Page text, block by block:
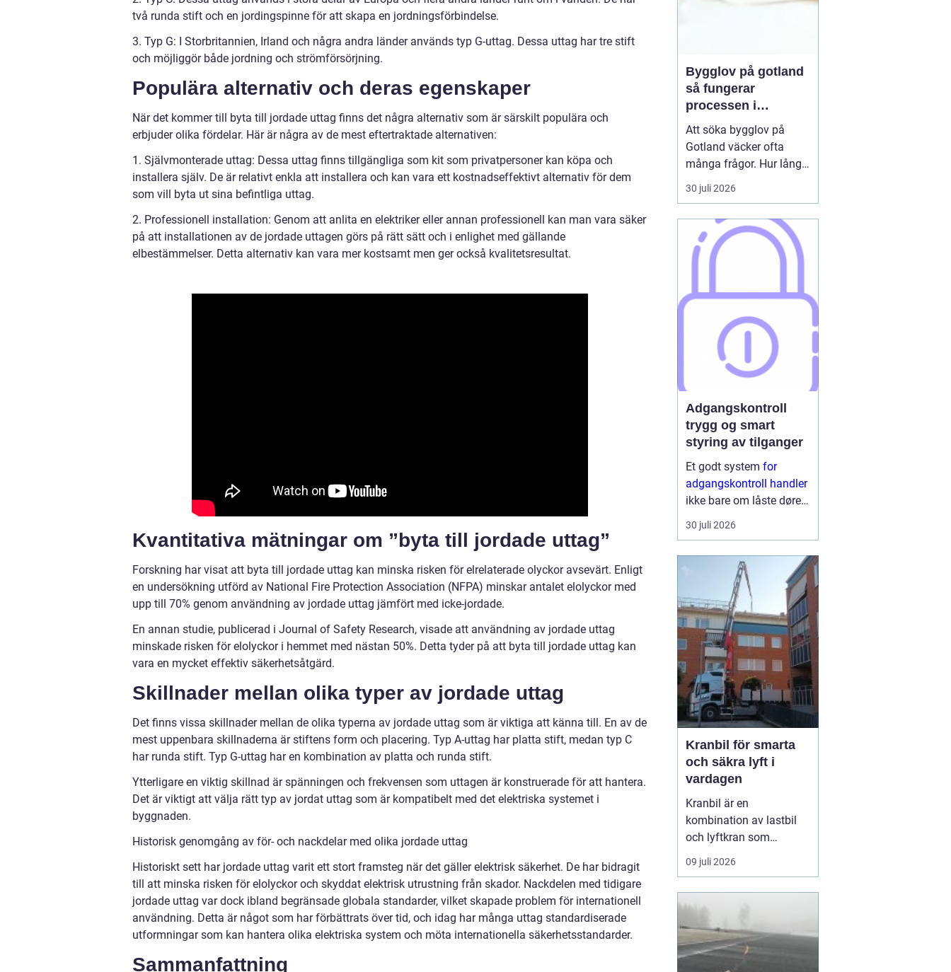
två runda stift och en jordingspinne för att skapa en jordningsförbindelse.
3. Typ G: I Storbritannien, Irland och några andra länder används typ G-uttag. Dessa uttag har tre stift
och möjliggör både jordning och strömförsörjning.
Populära alternativ och deras egenskaper
När det kommer till byta till jordade uttag finns det några alternativ som är särskilt populära och
erbjuder olika fördelar. Här är några av de mest eftertraktade alternativen:
1. Självmonterade uttag: Dessa uttag finns tillgängliga som kit som privatpersoner kan köpa och
installera själv. De är relativt enkla att installera och kan vara ett kostnadseffektivt alternativ för dem
som vill byta ut sina befintliga uttag.
2. Professionell installation: Genom att anlita en elektriker eller annan professionell kan man vara säker
på att installationen av de jordade uttagen görs på rätt sätt och i enlighet med gällande
elbestämmelser. Detta alternativ kan vara mer kostsamt men ger också kvalitetsresultat.
Kvantitativa mätningar om ”byta till jordade uttag”
Forskning har visat att byta till jordade uttag kan minska risken för elrelaterade olyckor avsevärt. Enligt
en undersökning utförd av National Fire Protection Association (NFPA) minskar antalet elolyckor med
upp till 70% genom användning av jordade uttag jämfört med icke-jordade.
En annan studie, publicerad i Journal of Safety Research, visade att användning av jordade uttag
minskade risken för elolyckor i hemmet med nästan 50%. Detta tyder på att byta till jordade uttag kan
vara en mycket effektiv säkerhetsåtgärd.
Skillnader mellan olika typer av jordade uttag
Det finns vissa skillnader mellan de olika typerna av jordade uttag som är viktiga att känna till. En av de
mest uppenbara skillnaderna är stiftens form och placering. Typ A-uttag har platta stift, medan typ C
har runda stift. Typ G-uttag har en kombination av platta och runda stift.
Ytterligare en viktig skillnad är spänningen och frekvensen som uttagen är konstruerade för att hantera.
Det är viktigt att välja rätt typ av jordat uttag som är kompatibelt med det elektriska systemet i
byggnaden.
Historisk genomgång av för- och nackdelar med olika jordade uttag
Historiskt sett har jordade uttag varit ett stort framsteg när det gäller elektrisk säkerhet. De har bidragit
till att minska risken för elolyckor och skyddat elektrisk utrustning från skador. Nackdelen med tidigare
jordade uttag var dock ibland begränsade globala standarder, vilket skapade problem för internationell
användning. Detta är något som har förbättrats över tid, och idag har många uttag standardiserade
utformningar som kan hantera olika elektriska system och möta internationella säkerhetsstandarder.
Sammanfattning
Bygglov på gotland
så fungerar
processen i
praktiken
Att söka bygglov på
Gotland väcker ofta
många frågor. Hur lång
tid tar det? Vilka
handlingar behövs? Och
nära havet eller i Visbys
känsliga kulturmiljö? För
den som sällan har
kan bygglovsregler
kännas både ...
30 juli 2026
Adgangskontroll
trygg og smart
styring av tilganger
Et godt system for
adgangskontroll handler
ikke bare om låste dører.
Det handler om å ha
oversikt, kunne styre
sikre mennesker, verdier
og informasjon på en
ryddig måte. Moderne
lø...
30 juli 2026
Kranbil för smarta
och säkra lyft i
vardagen
Kranbil är en
kombination av lastbil
och lyftkran som
används när tungt eller
skrymmande material
säkert och
Genom att hyra en
kranbil kan
09 juli 2026